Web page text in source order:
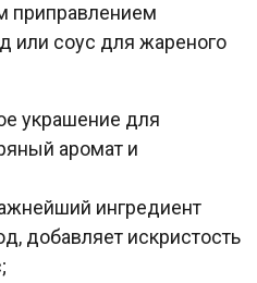
приправлением
или соус для жареного
украшение для
аромат и
ингредиент
добавляет искристость